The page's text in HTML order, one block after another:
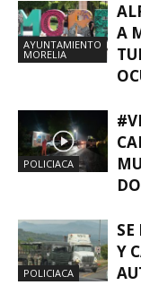
AYUNTAMIENTO
MORELIA
A
POLICIACA
POLICIACA
Y